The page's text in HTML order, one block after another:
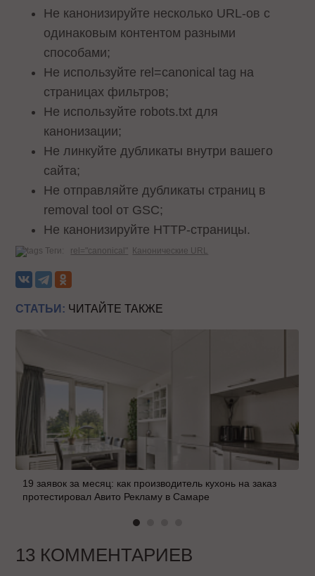
Не канонизируйте несколько URL-ов с
одинаковым контентом разными
способами;
Нe используйте rel=canonical tag на
страницах фильтров;
Не используйте robots.txt для
канонизации;
Не линкуйте дубликаты внутри вашего
сайта;
Не отправляйте дубликаты страниц в
removal tool от GSC;
Не канонизируйте HTTP-страницы.
Теги: rel="canonical" Канонические URL
СТАТЬИ: ЧИТАЙТЕ ТАКЖЕ
19 заявок за месяц: как производитель кухонь на заказ
протестировал Авито Рекламу в Самаре
13 КОММЕНТАРИЕВ